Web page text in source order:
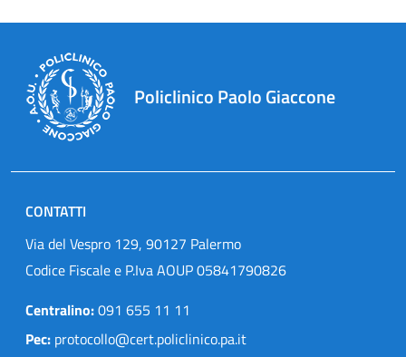
Policlinico Paolo Giaccone
CONTATTI
Via del Vespro 129, 90127 Palermo
Codice Fiscale e P.Iva AOUP 05841790826
Centralino:091 655 11 11
Pec: protocollo@cert.policlinico.pa.it